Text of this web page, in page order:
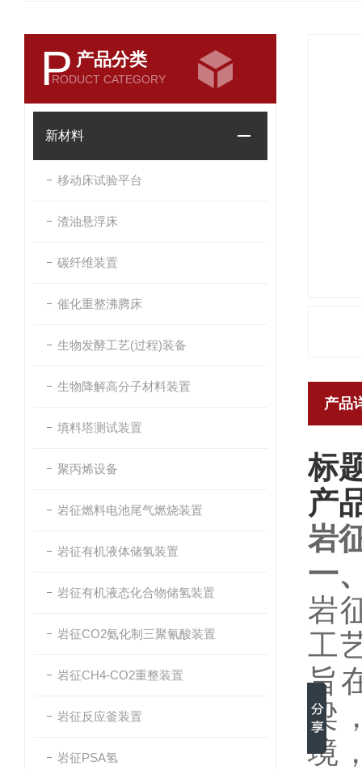
P 产品分类
RODUCT CATEGORY
新材料
移动床试验平台
渣油悬浮床
碳纤维装置
催化重整沸腾床
生物发酵工艺(过程)装备
生物降解高分子材料装置
填料塔测试装置
聚丙烯设备
岩征燃料电池尾气燃烧装置
岩征有机液体储氢装置
岩征有机液态化合物储氢装置
岩征CO2氨化制三聚氰酸装置
岩征CH4-CO2重整装置
岩征反应釜装置
岩征PSA氢
产品
标
产
岩
一
岩
工
旨
梁
境